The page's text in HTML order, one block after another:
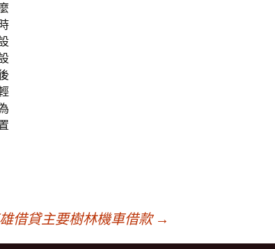
借貸主要樹林機車借款 →